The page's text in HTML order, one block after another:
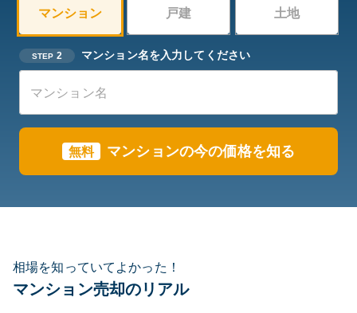
マンション 戸建 土地
STEP 2 マンション名を入力してください
無料 マンションの今の価格を知る
相場を知っていてよかった！
マンション売却のリアル